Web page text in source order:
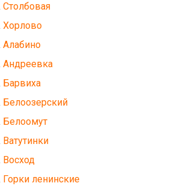
Столбовая
Хорлово
Алабино
Андреевка
Барвиха
Белоозерский
Белоомут
Ватутинки
Восход
Горки ленинские